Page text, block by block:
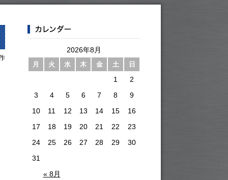
2026年8月
月 火 水 木 金 土 日
« 8月
1
2
3
4 5 6 7 8
9
10
11 12 13 14 15
16
17
18 19 20 21 22
23
24
25 26 27 28 29
30
31